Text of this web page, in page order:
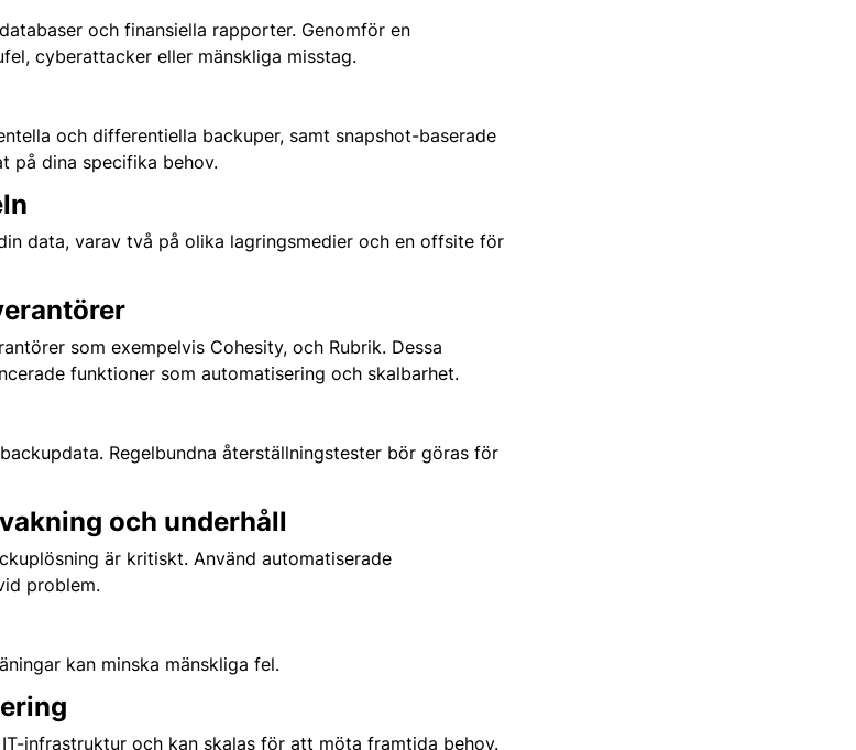
och finansiella rapporter. Genomför en
cyberattacker eller mänskliga misstag.
och differentiella backuper, samt snapshot-baserade
på dina specifika behov.
data, varav två på olika lagringsmedier och en offsite för
som exempelvis Cohesity, och Rubrik. Dessa
funktioner som automatisering och skalbarhet.
Regelbundna återställningstester bör göras för
och underhåll
är kritiskt. Använd automatiserade
problem.
kan minska mänskliga fel.
infrastruktur och kan skalas för att möta framtida behov.